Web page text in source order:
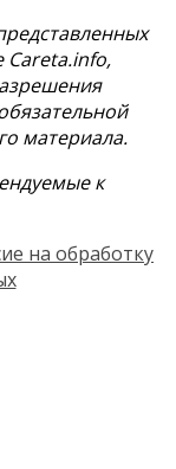
материала.
к
на обработку